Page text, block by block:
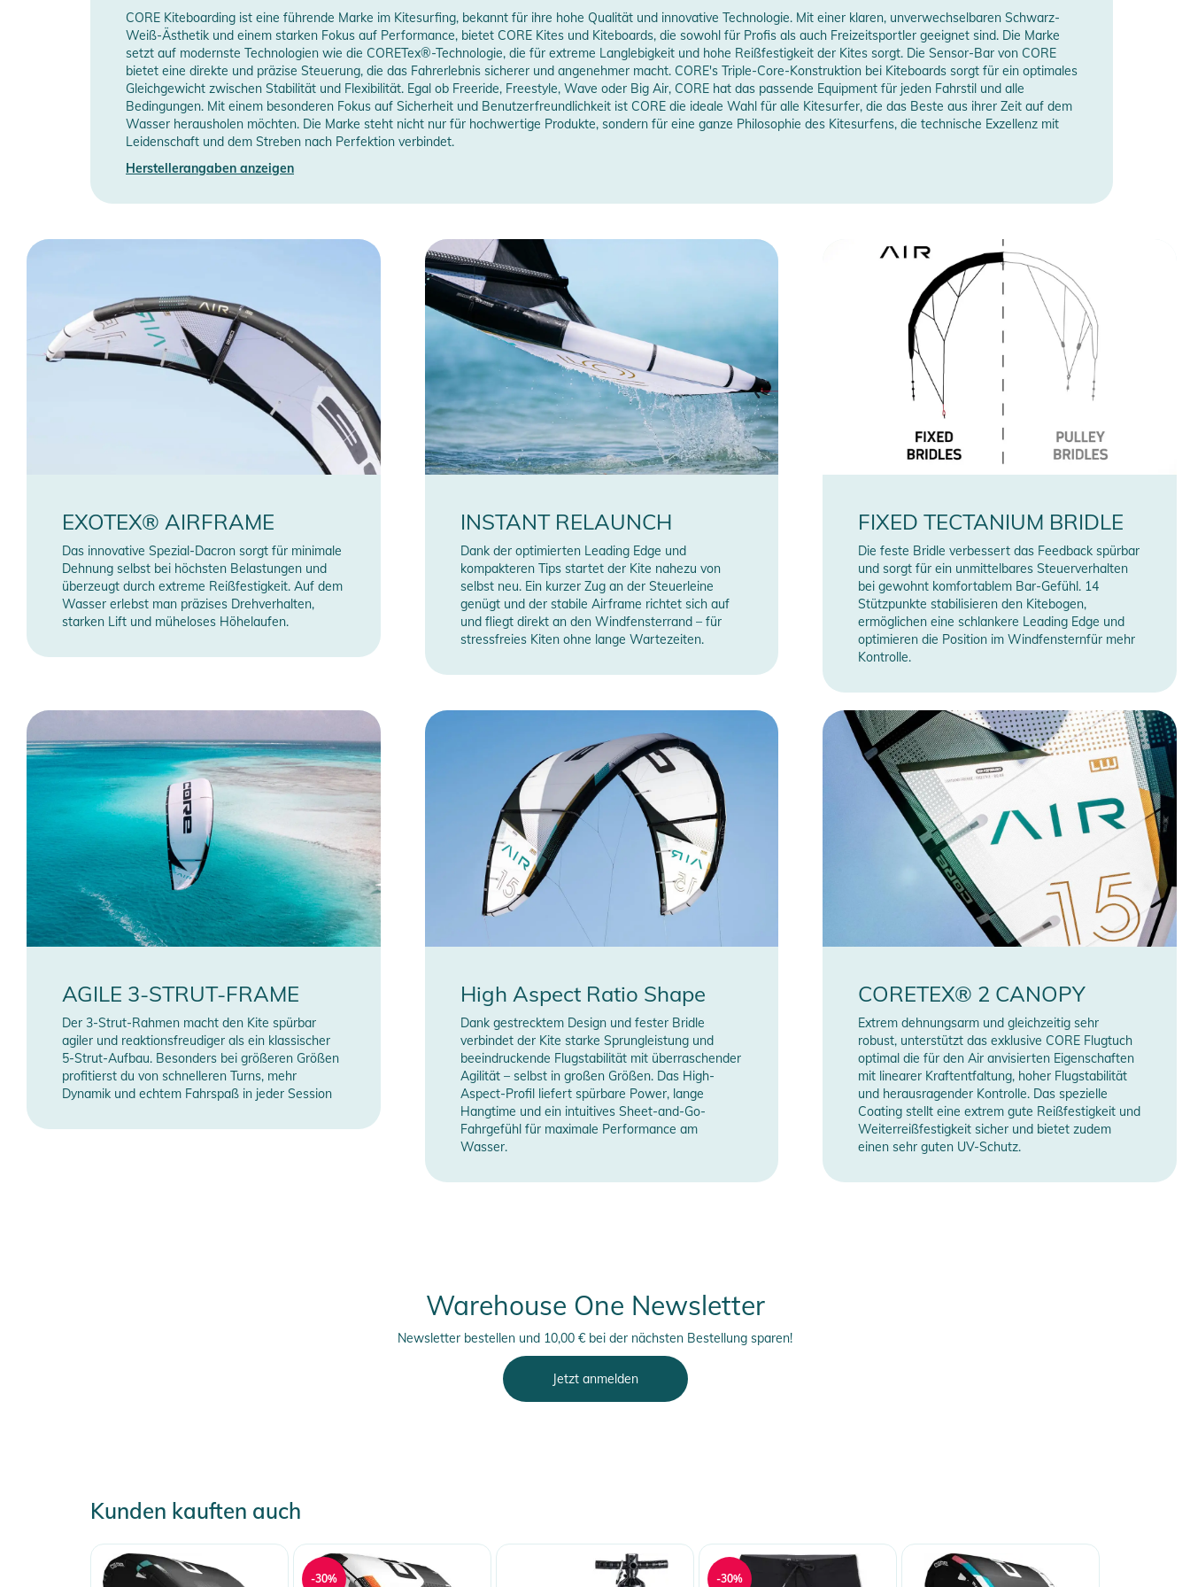
CORE Kiteboarding ist eine führende Marke im Kitesurfing, bekannt für ihre hohe Qualität und innovative Technologie. Mit einer klaren, unverwechselbaren Schwarz-
Weiß-Ästhetik und einem starken Fokus auf Performance, bietet CORE Kites und Kiteboards, die sowohl für Profis als auch Freizeitsportler geeignet sind. Die Marke
setzt auf modernste Technologien wie die CORETex®-Technologie, die für extreme Langlebigkeit und hohe Reißfestigkeit der Kites sorgt. Die Sensor-Bar von CORE
bietet eine direkte und präzise Steuerung, die das Fahrerlebnis sicherer und angenehmer macht. CORE's Triple-Core-Konstruktion bei Kiteboards sorgt für ein optimales
Gleichgewicht zwischen Stabilität und Flexibilität. Egal ob Freeride, Freestyle, Wave oder Big Air, CORE hat das passende Equipment für jeden Fahrstil und alle
Bedingungen. Mit einem besonderen Fokus auf Sicherheit und Benutzerfreundlichkeit ist CORE die ideale Wahl für alle Kitesurfer, die das Beste aus ihrer Zeit auf dem
Wasser herausholen möchten. Die Marke steht nicht nur für hochwertige Produkte, sondern für eine ganze Philosophie des Kitesurfens, die technische Exzellenz mit
Leidenschaft und dem Streben nach Perfektion verbindet.
Herstellerangaben anzeigen
EXOTEX® AIRFRAME
Das innovative Spezial-Dacron sorgt für minimale
Dehnung selbst bei höchsten Belastungen und
überzeugt durch extreme Reißfestigkeit. Auf dem
Wasser erlebst man präzises Drehverhalten,
starken Lift und müheloses Höhelaufen.
INSTANT RELAUNCH
Dank der optimierten Leading Edge und
kompakteren Tips startet der Kite nahezu von
selbst neu. Ein kurzer Zug an der Steuerleine
genügt und der stabile Airframe richtet sich auf
und fliegt direkt an den Windfensterrand – für
stressfreies Kiten ohne lange Wartezeiten.
FIXED TECTANIUM BRIDLE
Die feste Bridle verbessert das Feedback spürbar
und sorgt für ein unmittelbares Steuerverhalten
bei gewohnt komfortablem Bar-Gefühl. 14
Stützpunkte stabilisieren den Kitebogen,
ermöglichen eine schlankere Leading Edge und
optimieren die Position im Windfensternfür mehr
Kontrolle.
AGILE 3-STRUT-FRAME
Der 3-Strut-Rahmen macht den Kite spürbar
agiler und reaktionsfreudiger als ein klassischer
5-Strut-Aufbau. Besonders bei größeren Größen
profitierst du von schnelleren Turns, mehr
Dynamik und echtem Fahrspaß in jeder Session
High Aspect Ratio Shape
Dank gestrecktem Design und fester Bridle
verbindet der Kite starke Sprungleistung und
beeindruckende Flugstabilität mit überraschender
Agilität – selbst in großen Größen. Das High-
Aspect-Profil liefert spürbare Power, lange
Hangtime und ein intuitives Sheet-and-Go-
Fahrgefühl für maximale Performance am
Wasser.
CORETEX® 2 CANOPY
Extrem dehnungsarm und gleichzeitig sehr
robust, unterstützt das exklusive CORE Flugtuch
optimal die für den Air anvisierten Eigenschaften
mit linearer Kraftentfaltung, hoher Flugstabilität
und herausragender Kontrolle. Das spezielle
Coating stellt eine extrem gute Reißfestigkeit und
Weiterreißfestigkeit sicher und bietet zudem
einen sehr guten UV-Schutz.
Warehouse One Newsletter
Newsletter bestellen und 10,00 € bei der nächsten Bestellung sparen!
Jetzt anmelden
Kunden kauften auch
-30% -30%